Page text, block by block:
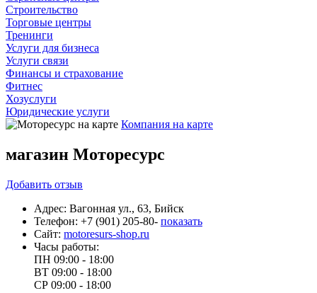
Строительство
Торговые центры
Тренинги
Услуги для бизнеса
Услуги связи
Финансы и страхование
Фитнес
Хозуслуги
Юридические услуги
Компания на карте
магазин Моторесурс
Добавить отзыв
Адрес: Вагонная ул., 63, Бийск
Телефон: +7 (901) 205-80- показать
Сайт: motoresurs-shop.ru
Часы работы:
ПН 09:00 - 18:00
ВТ 09:00 - 18:00
СР 09:00 - 18:00